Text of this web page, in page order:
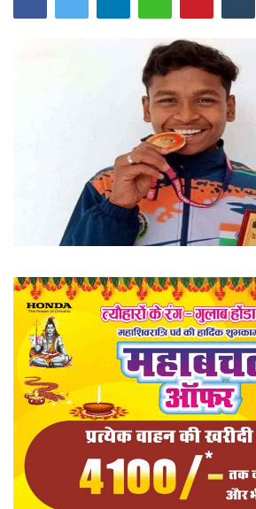
मनोरंजन
मैगज़ीन की लेख
प्रमुख खबर
हेल्थ
Language